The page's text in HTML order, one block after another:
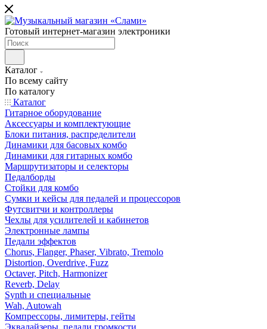
Готовый интернет-магазин электроники
Каталог
По всему сайту
По каталогу
Каталог
Гитарное оборудование
Аксессуары и комплектующие
Блоки питания, распределители
Динамики для басовых комбо
Динамики для гитарных комбо
Маршрутизаторы и селекторы
Педалборды
Стойки для комбо
Сумки и кейсы для педалей и процессоров
Футсвитчи и контроллеры
Чехлы для усилителей и кабинетов
Электронные лампы
Педали эффектов
Chorus, Flanger, Phaser, Vibrato, Tremolo
Distortion, Overdrive, Fuzz
Octaver, Pitch, Harmonizer
Reverb, Delay
Synth и специальные
Wah, Autowah
Компрессоры, лимитеры, гейты
Эквалайзеры, педали громкости